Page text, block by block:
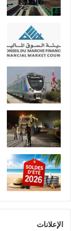
الإعلانات